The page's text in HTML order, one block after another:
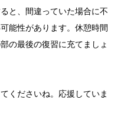
と、間違っていた場合に不
能性があります。休憩時間
の最後の復習に充てましょ
くださいね。応援していま